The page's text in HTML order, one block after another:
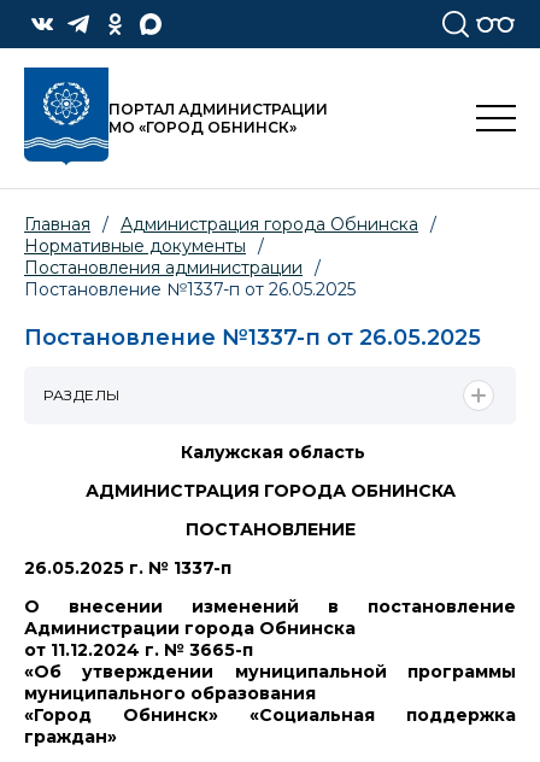
ПОРТАЛ АДМИНИСТРАЦИИ
МО «ГОРОД ОБНИНСК»
Главная / Администрация города Обнинска
/
Нормативные документы
/
Постановления администрации
/
Постановление №1337-п от 26.05.2025
Постановление №1337-п от 26.05.2025
Калужская область
АДМИНИСТРАЦИЯ ГОРОДА ОБНИНСКА
ПОСТАНОВЛЕНИЕ
26.05.2025 г. № 1337-п
О внесении изменений в постановление
Администрации города Обнинска
от 11.12.2024 г. № 3665-п
«Об утверждении муниципальной программы
муниципального образования
«Город Обнинск» «Социальная поддержка
граждан»
РАЗДЕЛЫ